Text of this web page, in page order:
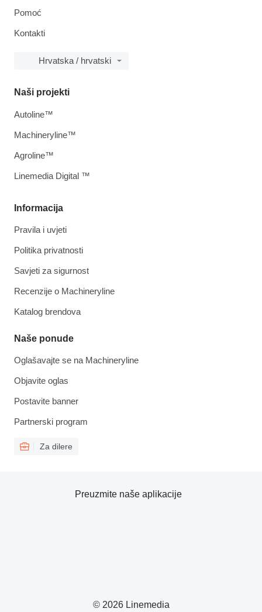
Pomoć
Kontakti
Hrvatska / hrvatski
Informacija
Pravila i uvjeti
Politika privatnosti
Savjeti za sigurnost
Recenzije o Machineryline
Katalog brendova
Naše ponude
Oglašavajte se na Machineryline
Objavite oglas
Postavite banner
Partnerski program
Za dilere
Naši projekti
Autoline™
Machineryline™
Agroline™
Linemedia Digital ™
© 2026 Linemedia
Preuzmite naše aplikacije